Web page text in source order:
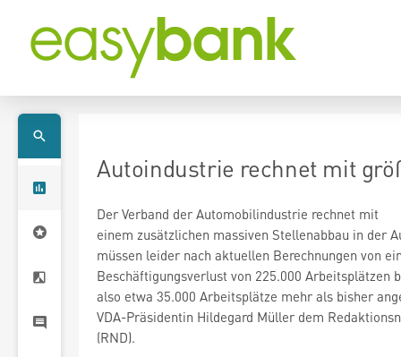
Autoindustrie rechnet mit
Der Verband der Automobilindustrie rechnet mit
einem zusätzlichen massiven Stellenabbau in der
müssen leider nach aktuellen Berechnungen von
Beschäftigungsverlust von 225.000 Arbeitsplätzen
also etwa 35.000 Arbeitsplätze mehr als bisher
VDA-Präsidentin Hildegard Müller dem
(RND).